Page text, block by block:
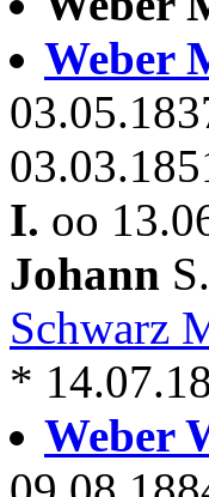
Weber
I. oo
Johann
Schwarz
*
Weber